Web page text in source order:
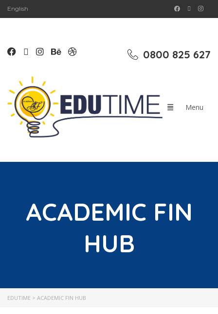
English
0800 825 627
ACADEMIC FIN
HUB
EDUTIME > ACADEMIC FIN HUB